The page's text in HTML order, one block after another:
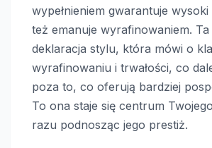
wypełnieniem gwarantuje
też emanuje wyrafinowaniem.
deklaracja stylu, która mówi o
wyrafinowaniu i trwałości, co
poza to, co oferują bardziej
To ona staje się centrum
razu podnosząc jego prestiż.